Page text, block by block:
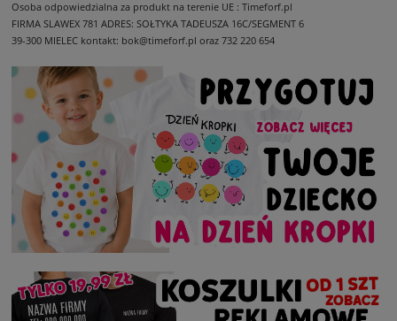
Osoba odpowiedzialna za produkt na terenie UE : Timeforf.pl
FIRMA SLAWEX 781 ADRES: SOŁTYKA TADEUSZA 16C/SEGMENT 6
39-300 MIELEC kontakt: bok@timeforf.pl oraz 732 220 654